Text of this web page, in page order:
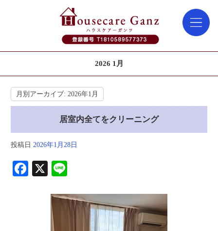
2026 1月
月別アーカイブ:2026年1月
居室内全てをクリーニング
投稿日 2026年1月28日
Fa X